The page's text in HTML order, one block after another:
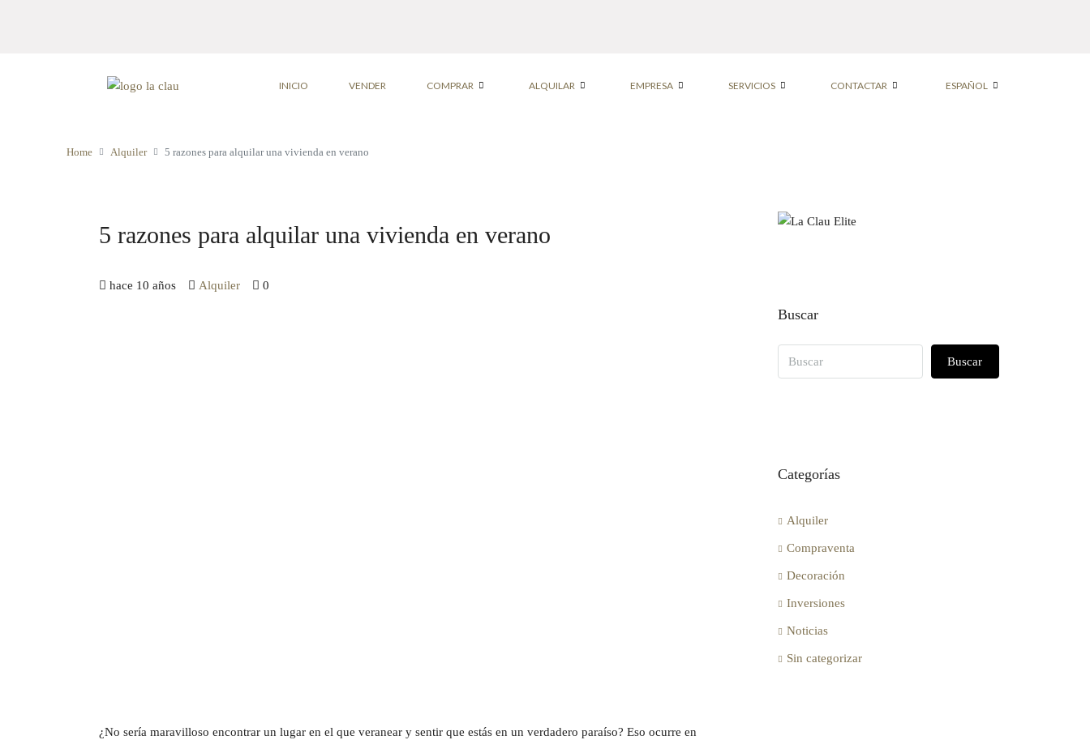
INICIO VENDER COMPRAR ALQUILAR EMPRESA SERVICIOS CONTACTAR ESPAÑOL
Home Alquiler 5 razones para alquilar una vivienda en verano
5 razones para alquilar una vivienda en verano
hace 10 años Alquiler 0
¿No sería maravilloso encontrar un lugar en el que veranear y sentir que estás en un verdadero paraíso? Eso ocurre en
Buscar
Buscar
Categorías
Alquiler
Compraventa
Decoración
Inversiones
Noticias
Sin categorizar